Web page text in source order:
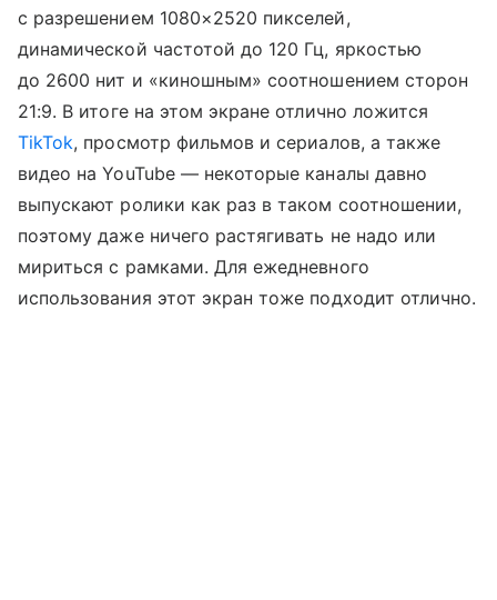
с разрешением 1080×2520 пикселей,
динамической частотой до 120 Гц, яркостью
до 2600 нит и «киношным» соотношением сторон
21:9. В итоге на этом экране отлично ложится
TikTok, просмотр фильмов и сериалов, а также
видео на YouTube — некоторые каналы давно
выпускают ролики как раз в таком соотношении,
поэтому даже ничего растягивать не надо или
мириться с рамками. Для ежедневного
использования этот экран тоже подходит отлично.